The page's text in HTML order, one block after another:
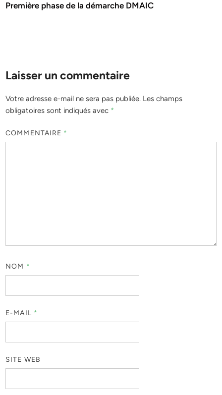
Première phase de la démarche DMAIC
Laisser un commentaire
Votre adresse e-mail ne sera pas publiée. Les champs
obligatoires sont indiqués avec *
COMMENTAIRE *
NOM *
E-MAIL *
SITE WEB